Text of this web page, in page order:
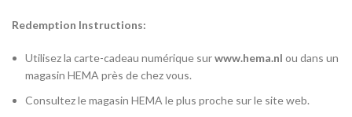
Redemption Instructions:
Utilisez la carte-cadeau numérique surwww.hema.nl ou dans un
magasin HEMA près de chez vous.
Consultez le magasin HEMA le plus proche sur le site web.